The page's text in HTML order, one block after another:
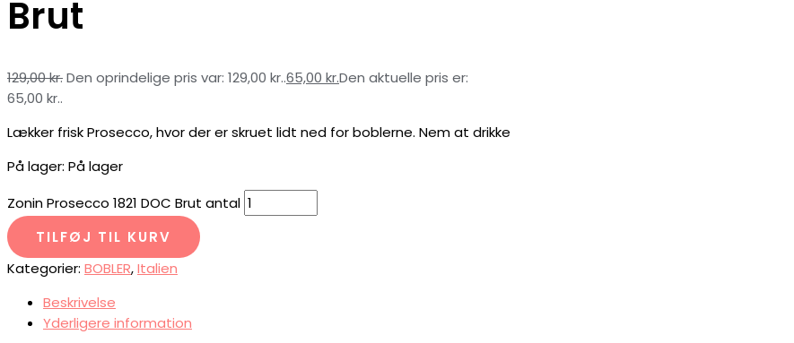
Brut
129,00kr.Den oprindelige pris var: 129,00 kr..65,00 kr.Den aktuelle pris er:
65,00 kr..
Lækker frisk Prosecco, hvor der er skruet lidt ned for boblerne. Nem at drikke
På lager: På lager
Zonin Prosecco 1821 DOC Brut antal
TILFØJ TIL KURV
Kategorier: BOBLER,Italien
Beskrivelse
Yderligere information